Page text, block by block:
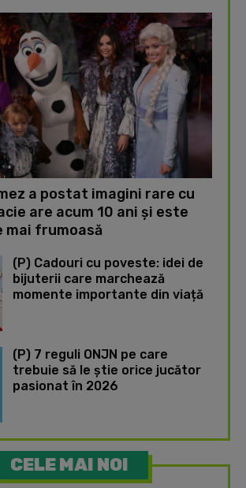
a postat imagini rare cu
are acum 10 ani și este
mai frumoasă
(P) Cadouri cu poveste: idei de
bijuterii care marchează
momente importante din viață
(P) 7 reguli ONJN pe care
trebuie să le știe orice jucător
pasionat în 2026
CELE MAI NOI